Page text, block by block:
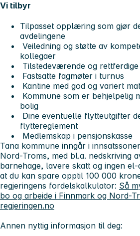
Vi tilbyr
Tilpasset opplæring som gjør
avdelingene
Veiledning og støtte av
kollegaer
Tilstedeværende og
Fastsatte fagmøter i turnus
Kantine med god og variert
Kommune som er behjelpelig
bolig
Dine eventuelle flytteutgifter
flyttereglement
Medlemskap i pensjonskasse
Tana kommune inngår i
Nord-Troms, med bl.a. nedskriving
barnehage, lavere skatt og ingen
at du kan spare opptil 100 000
regjeringens fordelskalkulator: Så
bo og arbeide i Finnmark og Nord-
regjeringen.no
Annen nyttig informasjon til deg: